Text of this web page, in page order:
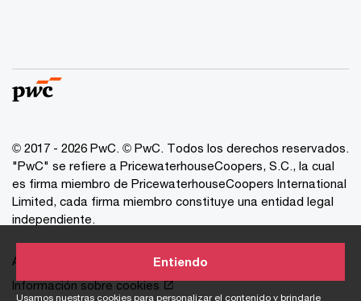
Usamos nuestras cookies para personalizar el contenido y brindarle
Entiendo
© 2017 - 2026 PwC. © PwC. Todos los derechos reservados.
"PwC" se refiere a PricewaterhouseCoopers, S.C., la cual
es firma miembro de PricewaterhouseCoopers International
Limited, cada firma miembro constituye una entidad legal
independiente.
Avisos de Privacidad
Información sobre cookies